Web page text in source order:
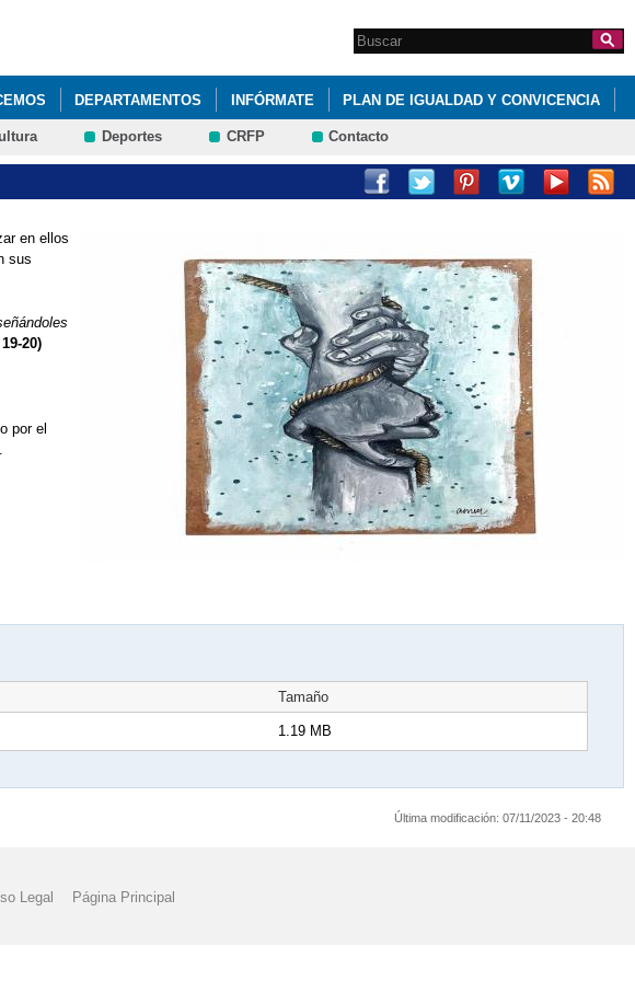
Formulario de
búsqueda
Search this site
DEPARTAMENTOS INFÓRMATE PLAN DE IGUALDAD Y CONVICENCIA
Deportes CRFP Contacto
en ellos
sus
20)
por el
Tamaño
1.19 MB
Última modificación: 07/11/2023 - 20:48
Legal Página Principal